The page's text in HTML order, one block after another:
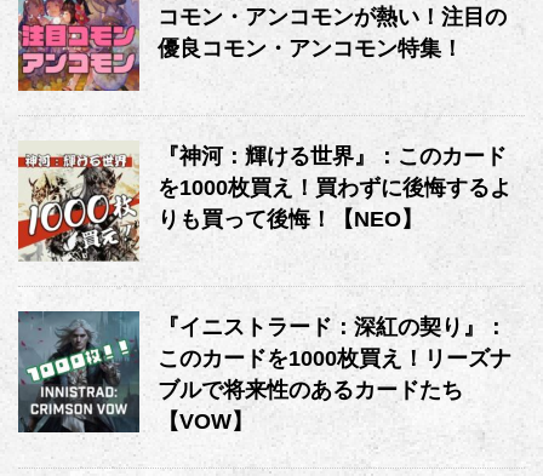
コモン・アンコモンが熱い！注目の
優良コモン・アンコモン特集！
『神河：輝ける世界』：このカード
を1000枚買え！買わずに後悔するよ
りも買って後悔！【NEO】
『イニストラード：深紅の契り』：
このカードを1000枚買え！リーズナ
ブルで将来性のあるカードたち
【VOW】